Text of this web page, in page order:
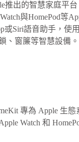
推出的智慧家庭平
與HomePod等
或Siri語音助手，使
、窗簾等智慧設備。
專為 Apple 生
Watch 和